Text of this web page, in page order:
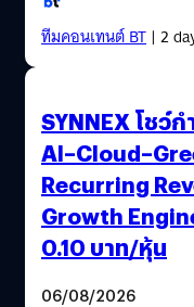
ทีมคอนเทนต์ BT| 2
SYNNEX โชว์
Recurring
Growth
0.10 บาท/หุ้น
06/08/2026